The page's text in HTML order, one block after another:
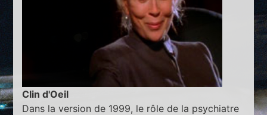
Clin d'Oeil
Dans la version de 1999, le rôle de la psychiatre